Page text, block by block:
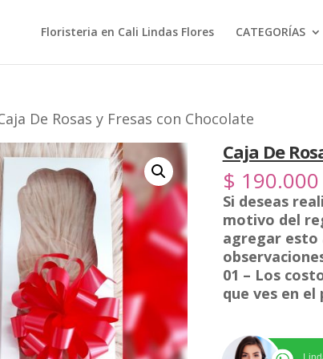
Floristeria en Cali Lindas Flores CATEGORÍAS
De Rosas y Fresas con Chocolate
Caja De
$ 190.000
Si deseas
motivo del
agregar esto
01 – Los
que ves en